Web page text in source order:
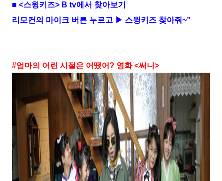
■ <스윙키즈> B tv에서 찾아보기
리모컨의 마이크 버튼 누르고 ▶ 스윙키즈 찾아줘~”
#엄마의 어린 시절은 어땠어? 영화<써니 >